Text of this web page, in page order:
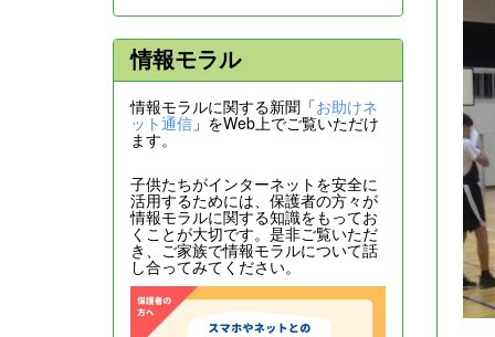
情報モラル
情報モラルに関する新聞「お助けネ
ット通信 」をWeb上でご覧いただけ
ます。
子供たちがインターネットを安全に
活用するためには、保護者の方々が
情報モラルに関する知識をもってお
くことが大切です。是非ご覧いただ
き、ご家族で情報モラルについて話
し合ってみてください。